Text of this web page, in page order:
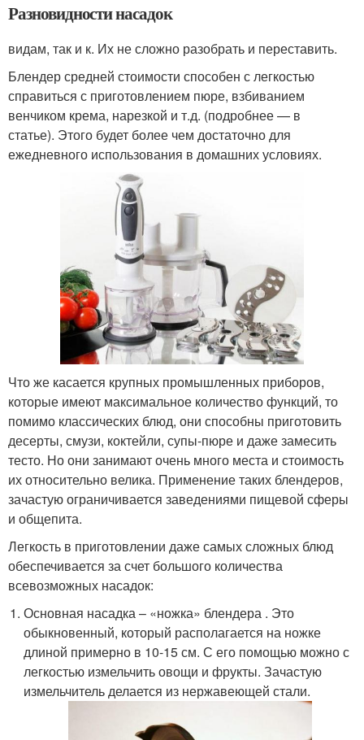
Разновидности насадок
видам, так и к. Их не сложно разобрать и переставить.
Блендер средней стоимости способен с легкостью
справиться с приготовлением пюре, взбиванием
венчиком крема, нарезкой и т.д. (подробнее — в
статье). Этого будет более чем достаточно для
ежедневного использования в домашних условиях.
Что же касается крупных промышленных приборов,
которые имеют максимальное количество функций, то
помимо классических блюд, они способны приготовить
десерты, смузи, коктейли, супы-пюре и даже замесить
тесто. Но они занимают очень много места и стоимость
их относительно велика. Применение таких блендеров,
зачастую ограничивается заведениями пищевой сферы
и общепита.
Легкость в приготовлении даже самых сложных блюд
обеспечивается за счет большого количества
всевозможных насадок:
Основная насадка – «ножка» блендера . Это
обыкновенный, который располагается на ножке
длиной примерно в 10-15 см. С его помощью можно с
легкостью измельчить овощи и фрукты. Зачастую
измельчитель делается из нержавеющей стали.